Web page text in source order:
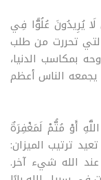
لَا يُرِيدُونَ عُلُوًّا فِي
تحررت من طلب
بمكاسب الدنيا،
يجمعه الناس أعظم
أَوْ مُتُّمْ لَمَغْفِرَةٌ
ترتيب الميزان:
الله شيء آخر.